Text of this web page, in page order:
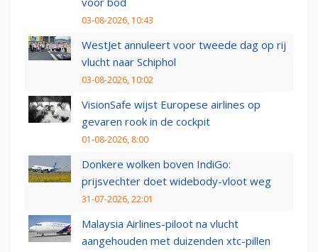
03-08-2026, 10:43
WestJet annuleert voor tweede dag op rij
vlucht naar Schiphol
03-08-2026, 10:02
VisionSafe wijst Europese airlines op
gevaren rook in de cockpit
01-08-2026, 8:00
Donkere wolken boven IndiGo:
prijsvechter doet widebody-vloot weg
31-07-2026, 22:01
Malaysia Airlines-piloot na vlucht
aangehouden met duizenden xtc-pillen